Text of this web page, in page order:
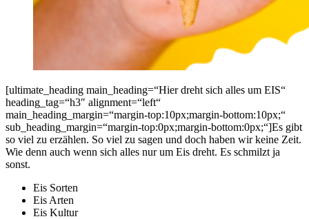
[ultimate_heading main_heading=“Hier dreht sich alles um EIS“
heading_tag=“h3″ alignment=“left“
main_heading_margin=“margin-top:10px;margin-bottom:10px;“
sub_heading_margin=“margin-top:0px;margin-bottom:0px;“]Es gibt
so viel zu erzählen. So viel zu sagen und doch haben wir keine Zeit.
Wie denn auch wenn sich alles nur um Eis dreht. Es schmilzt ja
sonst.
Eis Sorten
Eis Arten
Eis Kultur